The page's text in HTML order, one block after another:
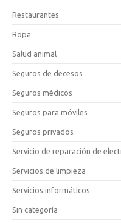
Restaurantes
Ropa
Salud animal
Seguros de decesos
Seguros médicos
Seguros para móviles
Seguros privados
Servicio de reparación de
Servicios de limpieza
Servicios informáticos
Sin categoría